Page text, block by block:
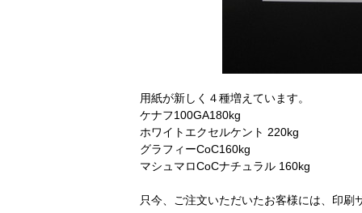
用紙が新しく４種増えています。
ケナフ100GA180kg
ホワイトエクセルケント 220kg
グラフィーCoC160kg
マシュマロCoCナチュラル 160kg
只今、ご注文いただいたお客様には、印刷